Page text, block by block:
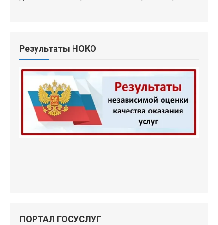
Результаты НОКО
ПОРТАЛ ГОСУСЛУГ